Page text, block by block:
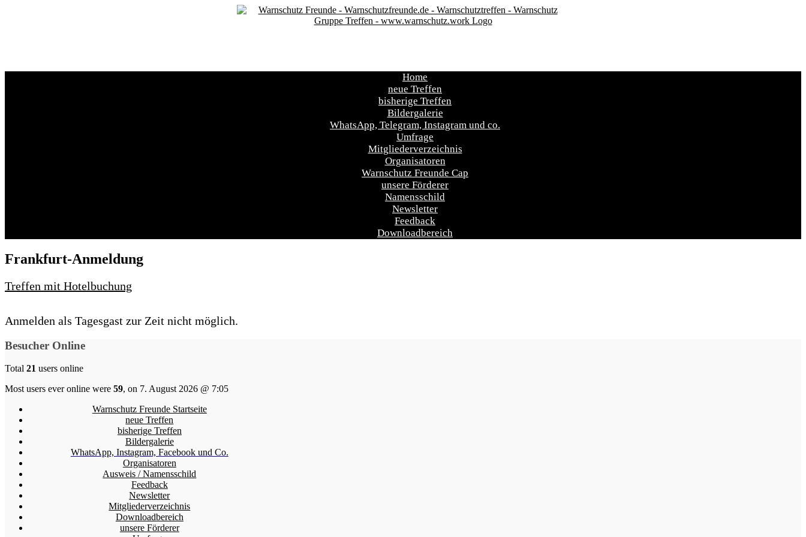
Home
neue Treffen
bisherige Treffen
Bildergalerie
WhatsApp, Telegram, Instagram und co.
Umfrage
Mitgliederverzeichnis
Organisatoren
Warnschutz Freunde Cap
unsere Förderer
Namensschild
Newsletter
Feedback
Downloadbereich
Frankfurt-Anmeldung
Treffen mit Hotelbuchung
Anmelden als Tagesgast zur Zeit nicht möglich.
Besucher Online
Total 21 users online
Most users ever online were 59, on 7. August 2026 @ 7:05
Warnschutz Freunde Startseite
neue Treffen
bisherige Treffen
Bildergalerie
WhatsApp, Instagram, Facebook und Co.
Organisatoren
Ausweis / Namensschild
Feedback
Newsletter
Mitgliederverzeichnis
Downloadbereich
unsere Förderer